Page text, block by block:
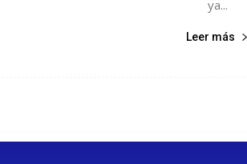
ya...
Leer más